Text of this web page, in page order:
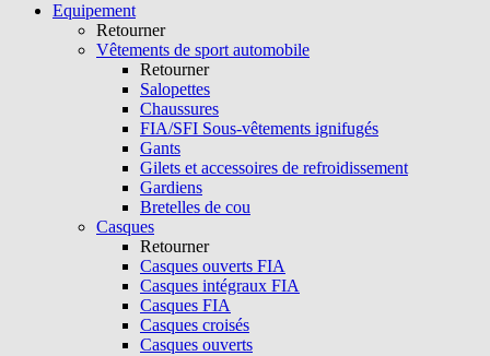
Equipement
Retourner
Vêtements de sport automobile
Retourner
Salopettes
Chaussures
FIA/SFI Sous-vêtements ignifugés
Gants
Gilets et accessoires de refroidissement
Gardiens
Bretelles de cou
Casques
Retourner
Casques ouverts FIA
Casques intégraux FIA
Casques FIA
Casques croisés
Casques ouverts